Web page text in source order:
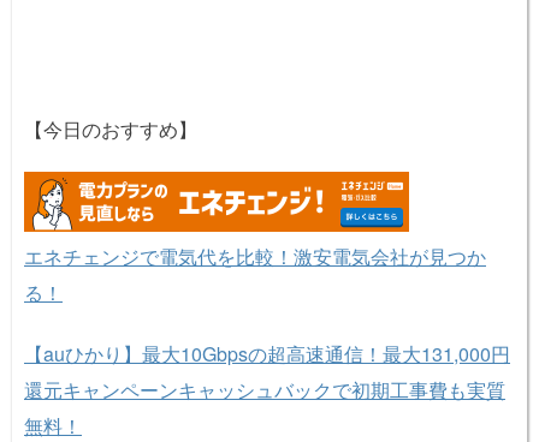
【今日のおすすめ】
エネチェンジで電気代を比較！激安電気会社が見つか
る！
【auひかり】最大10Gbpsの超高速通信！最大131,000円
還元キャンペーンキャッシュバックで初期工事費も実質
無料！